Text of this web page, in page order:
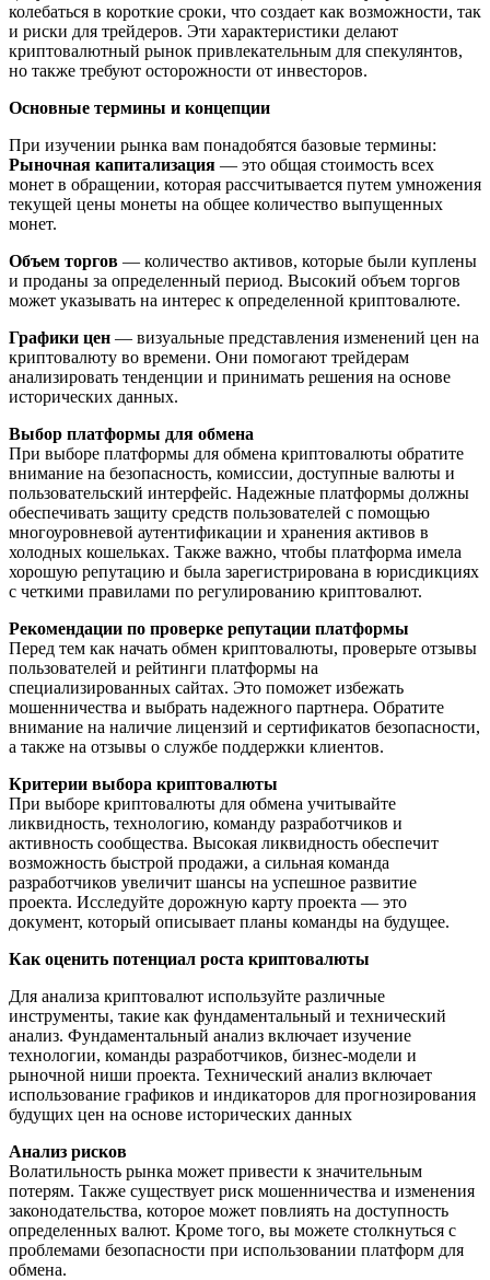
колебаться в короткие сроки, что создает как возможности, так
и риски для трейдеров. Эти характеристики делают
криптовалютный рынок привлекательным для спекулянтов,
но также требуют осторожности от инвесторов.
Основные термины и концепции
При изучении рынка вам понадобятся базовые термины:
Рыночная капитализация — это общая стоимость всех
монет в обращении, которая рассчитывается путем умножения
текущей цены монеты на общее количество выпущенных
монет.
Объем торгов — количество активов, которые были куплены
и проданы за определенный период. Высокий объем торгов
может указывать на интерес к определенной криптовалюте.
Графики цен — визуальные представления изменений цен на
криптовалюту во времени. Они помогают трейдерам
анализировать тенденции и принимать решения на основе
исторических данных.
Выбор платформы для обмена
При выборе платформы для обмена криптовалюты обратите
внимание на безопасность, комиссии, доступные валюты и
пользовательский интерфейс. Надежные платформы должны
обеспечивать защиту средств пользователей с помощью
многоуровневой аутентификации и хранения активов в
холодных кошельках. Также важно, чтобы платформа имела
хорошую репутацию и была зарегистрирована в юрисдикциях
с четкими правилами по регулированию криптовалют.
Рекомендации по проверке репутации платформы
Перед тем как начать обмен криптовалюты, проверьте отзывы
пользователей и рейтинги платформы на
специализированных сайтах. Это поможет избежать
мошенничества и выбрать надежного партнера. Обратите
внимание на наличие лицензий и сертификатов безопасности,
а также на отзывы о службе поддержки клиентов.
Критерии выбора криптовалюты
При выборе криптовалюты для обмена учитывайте
ликвидность, технологию, команду разработчиков и
активность сообщества. Высокая ликвидность обеспечит
возможность быстрой продажи, а сильная команда
разработчиков увеличит шансы на успешное развитие
проекта. Исследуйте дорожную карту проекта — это
документ, который описывает планы команды на будущее.
Как оценить потенциал роста криптовалюты
Для анализа криптовалют используйте различные
инструменты, такие как фундаментальный и технический
анализ. Фундаментальный анализ включает изучение
технологии, команды разработчиков, бизнес-модели и
рыночной ниши проекта. Технический анализ включает
использование графиков и индикаторов для прогнозирования
будущих цен на основе исторических данных
Анализ рисков
Волатильность рынка может привести к значительным
потерям. Также существует риск мошенничества и изменения
законодательства, которое может повлиять на доступность
определенных валют. Кроме того, вы можете столкнуться с
проблемами безопасности при использовании платформ для
обмена.